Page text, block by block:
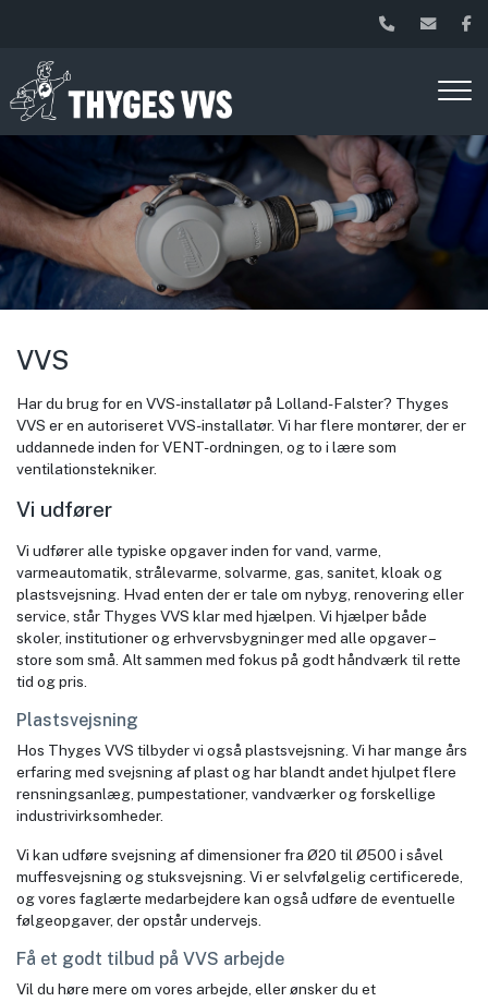
hovedindhold
VVS
Har du brug for en VVS-installatør på Lolland-Falster? Thyges
VVS er en autoriseret VVS-installatør. Vi har flere montører, der er
uddannede inden for VENT-ordningen, og to i lære som
ventilationstekniker.
Vi udfører
Vi udfører alle typiske opgaver inden for vand, varme,
varmeautomatik, strålevarme, solvarme, gas, sanitet, kloak og
plastsvejsning. Hvad enten der er tale om nybyg, renovering eller
service, står Thyges VVS klar med hjælpen. Vi hjælper både
skoler, institutioner og erhvervsbygninger med alle opgaver –
store som små. Alt sammen med fokus på godt håndværk til rette
tid og pris.
Plastsvejsning
Hos Thyges VVS tilbyder vi også plastsvejsning. Vi har mange års
erfaring med svejsning af plast og har blandt andet hjulpet flere
rensningsanlæg, pumpestationer, vandværker og forskellige
industrivirksomheder.
Vi kan udføre svejsning af dimensioner fra Ø20 til Ø500 i såvel
muffesvejsning og stuksvejsning. Vi er selvfølgelig certificerede,
og vores faglærte medarbejdere kan også udføre de eventuelle
følgeopgaver, der opstår undervejs.
Få et godt tilbud på VVS arbejde
Vil du høre mere om vores arbejde, eller ønsker du et